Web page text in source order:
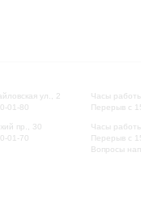
ул., 2
01-80
пр., 30
01-70
Часы
Перерыв с
Часы
Перерыв с
Вопросы